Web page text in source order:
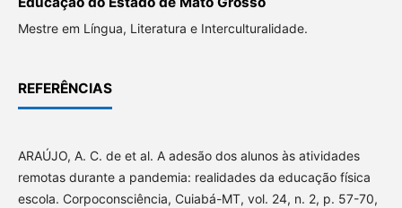
Mestre em Língua, Literatura e Interculturalidade.
REFERÊNCIAS
ARAÚJO, A. C. de et al. A adesão dos alunos às atividades
remotas durante a pandemia: realidades da educação física
escola. Corpoconsciência, Cuiabá-MT, vol. 24, n. 2, p. 57-70,